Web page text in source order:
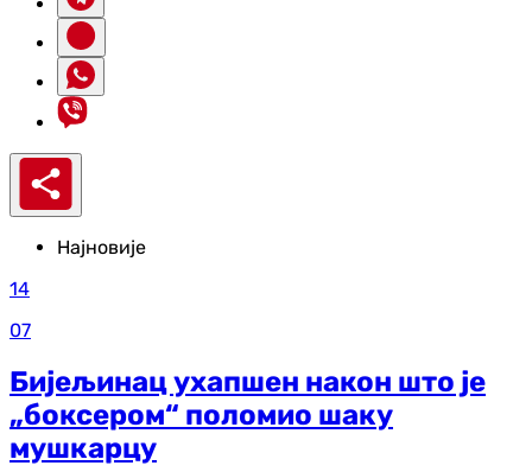
Најновије
14
07
Бијељинац ухапшен након што је
„боксером“ поломио шаку
мушкарцу